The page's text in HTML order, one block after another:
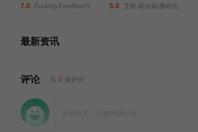
7.0 Fucking Freedom/Smalltown Girl/Easy Girl/ 5.0 艾玻·塞尔索/撒哈拉·伯纳莱斯/阿尔比·卡西诺/Marco Mora/
最新资讯
评论 共 0 条评论